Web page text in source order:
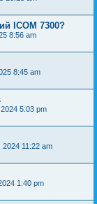
ICOM 7300?
8:56 am
8:45 am
5:03 pm
2024 11:22 am
1:40 pm